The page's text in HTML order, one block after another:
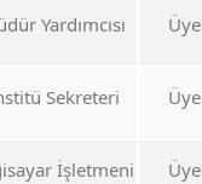
Yardımcısı Üye
Sekreteri Üye
İşletmeni Üye